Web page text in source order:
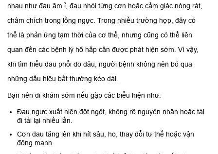
nhau như đau âm ỉ, đau nhói từng cơn hoặc cảm giác nóng rát,
châm chích trong lồng ngực. Trong nhiều trường hợp, đây có
thể là phản ứng tạm thời của cơ thể, nhưng cũng có thể liên
quan đến các bệnh lý hô hấp cần được phát hiện sớm. Vì vậy,
khi tìm hiểu đau phổi do đâu, người bệnh không nên bỏ qua
những dấu hiệu bất thường kéo dài.
Bạn nên đi khám sớm nếu gặp các biểu hiện như:
Đau ngực xuất hiện đột ngột, không rõ nguyên nhân hoặc tái
đi tái lại nhiều lần.
Cơn đau tăng lên khi hít sâu, ho, thay đổi tư thế hoặc vận
động mạnh.